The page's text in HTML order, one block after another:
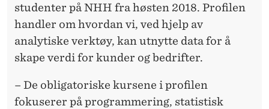
studenter på NHH fra høsten 2018. Profilen
handler om hvordan vi, ved hjelp av
analytiske verktøy, kan utnytte data for å
skape verdi for kunder og bedrifter.
– De obligatoriske kursene i profilen
fokuserer på programmering, statistisk